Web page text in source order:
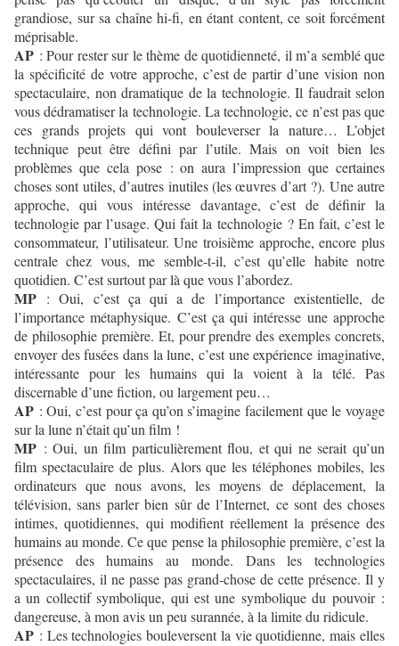
grandiose, sur sa chaîne hi-fi, en étant content, ce soit forcément
méprisable.
AP : Pour rester sur le thème de quotidienneté, il m’a semblé que
la spécificité de votre approche, c’est de partir d’une vision non
spectaculaire, non dramatique de la technologie. Il faudrait selon
vous dédramatiser la technologie. La technologie, ce n’est pas que
ces grands projets qui vont bouleverser la nature… L’objet
technique peut être défini par l’utile. Mais on voit bien les
problèmes que cela pose : on aura l’impression que certaines
choses sont utiles, d’autres inutiles (les œuvres d’art ?). Une autre
approche, qui vous intéresse davantage, c’est de définir la
technologie par l’usage. Qui fait la technologie ? En fait, c’est le
consommateur, l’utilisateur. Une troisième approche, encore plus
centrale chez vous, me semble-t-il, c’est qu’elle habite notre
quotidien. C’est surtout par là que vous l’abordez.
MP : Oui, c’est ça qui a de l’importance existentielle, de
l’importance métaphysique. C’est ça qui intéresse une approche
de philosophie première. Et, pour prendre des exemples concrets,
envoyer des fusées dans la lune, c’est une expérience imaginative,
intéressante pour les humains qui la voient à la télé. Pas
discernable d’une fiction, ou largement peu…
AP : Oui, c’est pour ça qu’on s’imagine facilement que le voyage
sur la lune n’était qu’un film !
MP : Oui, un film particulièrement flou, et qui ne serait qu’un
film spectaculaire de plus. Alors que les téléphones mobiles, les
ordinateurs que nous avons, les moyens de déplacement, la
télévision, sans parler bien sûr de l’Internet, ce sont des choses
intimes, quotidiennes, qui modifient réellement la présence des
humains au monde. Ce que pense la philosophie première, c’est la
présence des humains au monde. Dans les technologies
spectaculaires, il ne passe pas grand-chose de cette présence. Il y
a un collectif symbolique, qui est une symbolique du pouvoir :
dangereuse, à mon avis un peu surannée, à la limite du ridicule.
AP : Les technologies bouleversent la vie quotidienne, mais elles